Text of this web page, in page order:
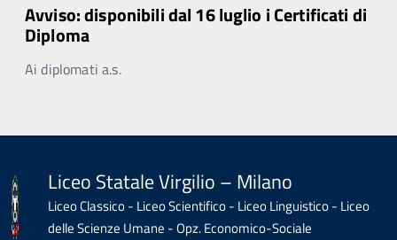
Avviso: disponibili dal 16 luglio i Certificati di
Diploma
Ai diplomati a.s.
Liceo Statale Virgilio – Milano
Liceo Classico - Liceo Scientifico - Liceo Linguistico - Liceo
delle Scienze Umane - Opz. Economico-Sociale